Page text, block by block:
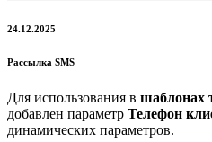
24.12.2025
Рассылка SMS
Для использования в шаблонах
добавлен параметр Телефон
динамических параметров.